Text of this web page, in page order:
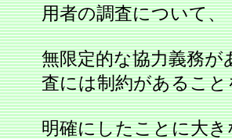
用者の調査について、
無限定的な協力義務
査には制約があること
明確にしたことに大